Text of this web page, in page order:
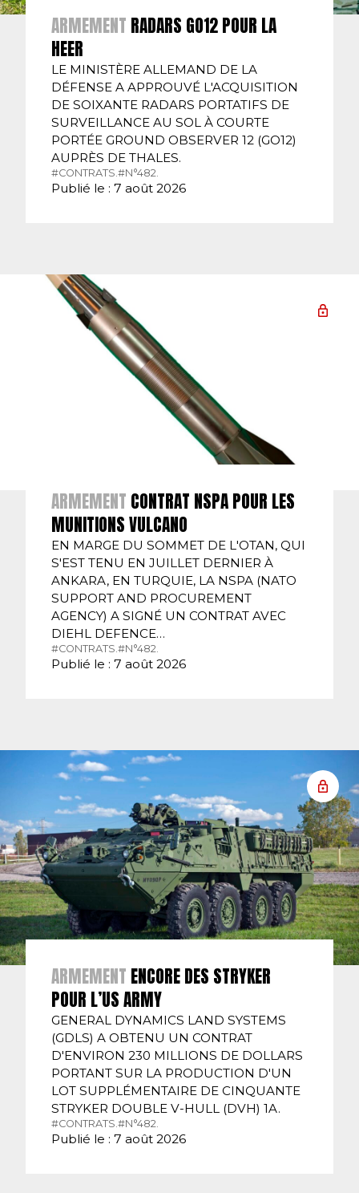
ARMEMENT RADARS GO12 POUR LA
HEER
LE MINISTÈRE ALLEMAND DE LA
DÉFENSE A APPROUVÉ L'ACQUISITION
DE SOIXANTE RADARS PORTATIFS DE
SURVEILLANCE AU SOL À COURTE
PORTÉE GROUND OBSERVER 12 (GO12)
AUPRÈS DE THALES.
#CONTRATS. #N°482.
Publié le : 7 août 2026
ARMEMENT CONTRAT NSPA POUR LES
MUNITIONS VULCANO
EN MARGE DU SOMMET DE L'OTAN, QUI
S'EST TENU EN JUILLET DERNIER À
ANKARA, EN TURQUIE, LA NSPA (NATO
SUPPORT AND PROCUREMENT
AGENCY) A SIGNÉ UN CONTRAT AVEC
DIEHL DEFENCE…
#CONTRATS. #N°482.
Publié le : 7 août 2026
ARMEMENT ENCORE DES STRYKER
POUR L’US ARMY
GENERAL DYNAMICS LAND SYSTEMS
(GDLS) A OBTENU UN CONTRAT
D'ENVIRON 230 MILLIONS DE DOLLARS
PORTANT SUR LA PRODUCTION D'UN
LOT SUPPLÉMENTAIRE DE CINQUANTE
STRYKER DOUBLE V-HULL (DVH) 1A.
#CONTRATS.#N°482.
Publié le : 7 août 2026